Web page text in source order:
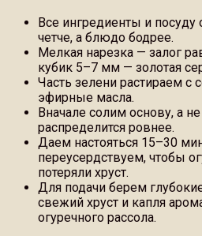
Все ингредиенты и
четче, а блюдо бодрее.
Мелкая нарезка — залог
кубик 5–7 мм — золотая
Часть зелени растираем с
эфирные масла.
Вначале солим основу, а
распределится ровнее.
Даем настояться 15–30
переусердствуем, чтобы
потеряли хруст.
Для подачи берем
свежий хруст и капля
огуречного рассола.